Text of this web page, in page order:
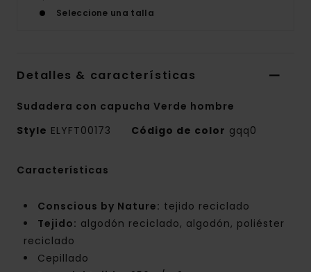
Seleccione una talla
Detalles & características
Sudadera con capucha Verde hombre
Style ELYFT00173 Código de color gqq0
Características
Conscious by Nature: tejido reciclado
Tejido: algodón reciclado, algodón, poliéster
reciclado
Cepillado